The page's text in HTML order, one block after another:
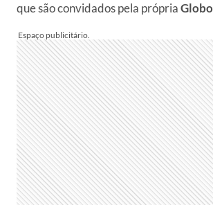
que são convidados pela própriaGlobo